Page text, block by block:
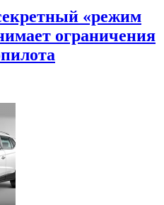
«режим
ограничения